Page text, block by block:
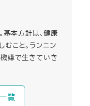
基本方針は、健康
こと。ランニン
嫌で生きていき
覧